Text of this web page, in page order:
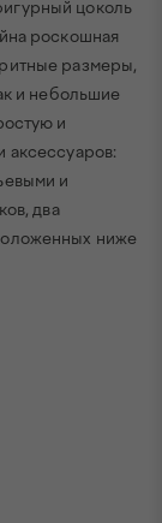
цоколь
роскошная
размеры,
и небольшие
и
аксессуаров:
и
два
ниже